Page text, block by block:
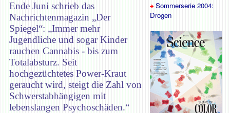
Ende Juni schrieb das
Nachrichtenmagazin „Der
Spiegel“: „Immer mehr
Jugendliche und sogar Kinder
rauchen Cannabis - bis zum
Totalabsturz. Seit
hochgezüchtetes Power-Kraut
geraucht wird, steigt die Zahl von
Schwerstabhängigen mit
lebenslangen Psychoschäden.“
Sommerserie 2004:
Drogen